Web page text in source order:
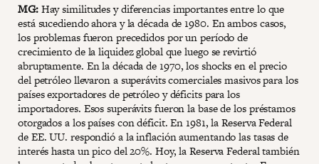
MG:Hay similitudes y diferencias importantes entre lo que
está sucediendo ahora y la década de 1980. En ambos casos,
los problemas fueron precedidos por un período de
crecimiento de la liquidez global que luego se revirtió
abruptamente. En la década de 1970, los shocks en el precio
del petróleo llevaron a superávits comerciales masivos para los
países exportadores de petróleo y déficits para los
importadores. Esos superávits fueron la base de los préstamos
otorgados a los países con déficit. En 1981, la Reserva Federal
de EE. UU. respondió a la inflación aumentando las tasas de
interés hasta un pico del 20%. Hoy, la Reserva Federal también